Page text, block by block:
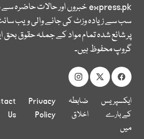
express.pkخبروں اور حالات حاضرہ
سب سے زیادہ وزٹ کی جانے والی ویب
پر شائع شدہ تمام مواد کے جملہ حقوق
گروپ محفوظ ہیں۔
ایکسپریس
کے بارے
میں
ضابطہ
اخلاق
Privacy
Policy
Us